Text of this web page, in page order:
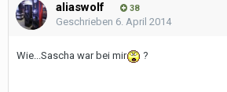
aliaswolf 38
Geschrieben 6. April 2014
Wie...Sascha war bei mir ?